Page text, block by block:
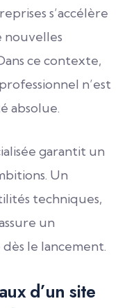
s’accélère
nouvelles
ce contexte,
n’est
absolue.
garantit un
Un
techniques,
un
le lancement.
d’un site